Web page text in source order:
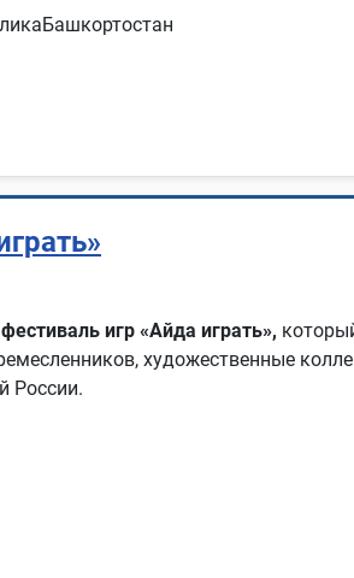
фестиваль игр «Айда играть»,
художественные
России.